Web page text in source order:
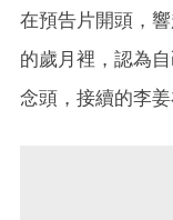
在預告片開頭，
的歲月裡，認為
念頭，接續的李